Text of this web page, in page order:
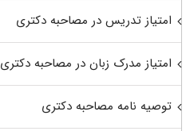
امتیاز تدریس در مصاحبه دکتری
امتیاز مدرک زبان در مصاحبه دکتری
توصیه نامه مصاحبه دکتری